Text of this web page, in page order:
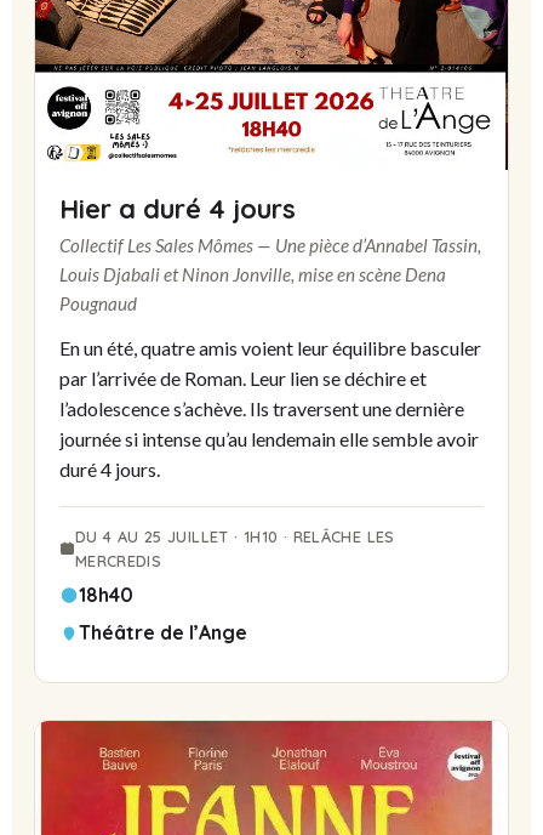
Hier a duré 4 jours
Collectif Les Sales Mômes — Une pièce d’Annabel Tassin,
Louis Djabali et Ninon Jonville, mise en scène Dena
Pougnaud
En un été, quatre amis voient leur équilibre basculer
par l’arrivée de Roman. Leur lien se déchire et
l’adolescence s’achève. Ils traversent une dernière
journée si intense qu’au lendemain elle semble avoir
duré 4 jours.
DU 4 AU 25 JUILLET · 1H10 · RELÂCHE LES
MERCREDIS
18h40
Théâtre de l’Ange